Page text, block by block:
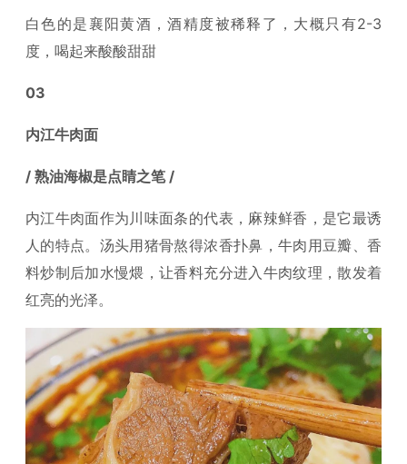
白色的是襄阳黄酒，酒精度被稀释了，大概只有2-3
度，喝起来酸酸甜甜
03
内江牛肉面
/ 熟油海椒是点睛之笔 /
内江牛肉面作为川味面条的代表，麻辣鲜香，是它最诱
人的特点。汤头用猪骨熬得浓香扑鼻，牛肉用豆瓣、香
料炒制后加水慢煨，让香料充分进入牛肉纹理，散发着
红亮的光泽。